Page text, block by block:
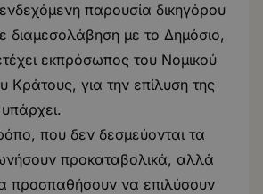
παρουσία δικηγόρου
διαμεσολάβηση με το Δημόσιο,
εκπρόσωπος του Νομικού
Κράτους, για την επίλυση της
που δεν δεσμεύονται τα
προκαταβολικά, αλλά
προσπαθήσουν να επιλύσουν